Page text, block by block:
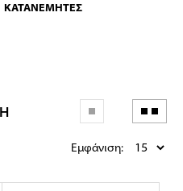
ΚΑΤΑΝΕΜΗΤΕΣ
Εμφάνιση: